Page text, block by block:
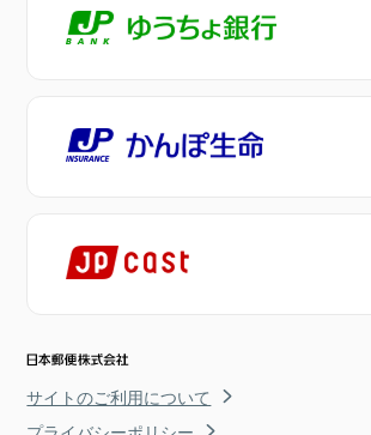
サイトのご利用について